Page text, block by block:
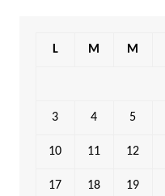
L M M
3 4 5
10 11 12
17 18 19